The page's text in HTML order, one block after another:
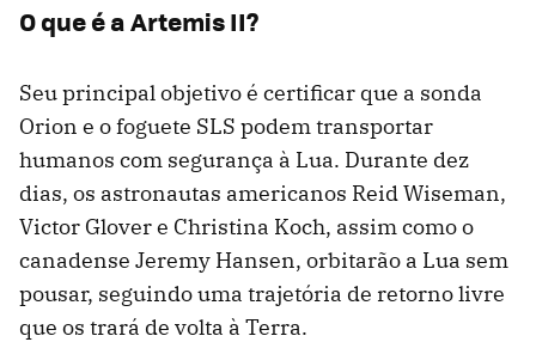
O que é a Artemis II?
Seu principal objetivo é certificar que a sonda
Orion e o foguete SLS podem transportar
humanos com segurança à Lua. Durante dez
dias, os astronautas americanos Reid Wiseman,
Victor Glover e Christina Koch, assim como o
canadense Jeremy Hansen, orbitarão a Lua sem
pousar, seguindo uma trajetória de retorno livre
que os trará de volta à Terra.